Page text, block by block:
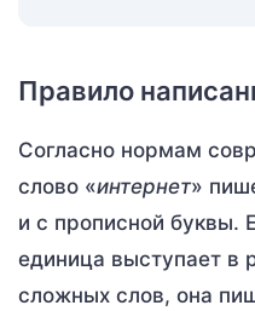
Правило
Согласно нормам
слово «интернет»
и с прописной буквы.
единица выступает в
сложных слов, она